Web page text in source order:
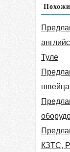
Туле
КЗТС,